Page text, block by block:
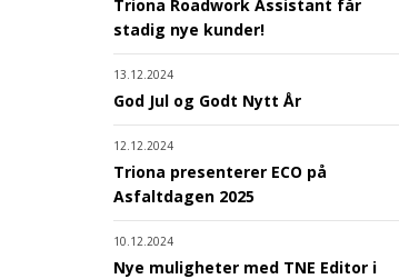
Triona Roadwork Assistant får
stadig nye kunder!
13.12.2024
God Jul og Godt Nytt År
12.12.2024
Triona presenterer ECO på
Asfaltdagen 2025
10.12.2024
Nye muligheter med TNE Editor i